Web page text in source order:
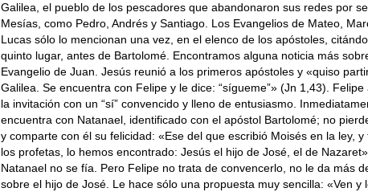
Galilea, el pueblo de los pescadores que abandonaron sus redes por
Mesías, como Pedro, Andrés y Santiago. Los Evangelios de Mateo,
Lucas sólo lo mencionan una vez, en el elenco de los apóstoles,
quinto lugar, antes de Bartolomé. Encontramos alguna noticia más
Evangelio de Juan. Jesús reunió a los primeros apóstoles y «quiso
Galilea. Se encuentra con Felipe y le dice: “sígueme”» (Jn 1,43). Felipe
la invitación con un “sí” convencido y lleno de entusiasmo.
encuentra con Natanael, identificado con el apóstol Bartolomé; no
y comparte con él su felicidad: «Ese del que escribió Moisés en la ley, y
los profetas, lo hemos encontrado: Jesús el hijo de José, el de Nazaret».
Natanael no se fía. Pero Felipe no trata de convencerlo, no le da más
sobre el hijo de José. Le hace sólo una propuesta muy sencilla: «Ven y